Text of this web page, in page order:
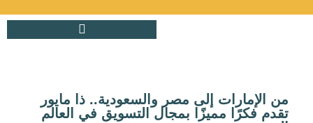
من الإمارات إلى مصر والسعودية.. ذا مايور
تقدم فكرًا مميزًا بمجال التسويق في العالم